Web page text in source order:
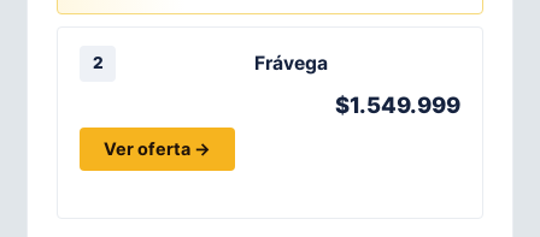
2 Frávega
$1.549.999
Ver oferta →